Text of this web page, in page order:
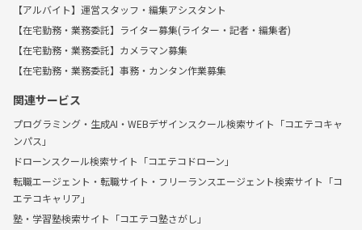
【アルバイト】運営スタッフ・編集アシスタント
【在宅勤務・業務委託】ライター募集(ライター・記者・編集者)
【在宅勤務・業務委託】カメラマン募集
【在宅勤務・業務委託】事務・カンタン作業募集
関連サービス
プログラミング・生成AI・WEBデザインスクール検索サイト「コエテコキャ
ンパス」
ドローンスクール検索サイト「コエテコドローン」
転職エージェント・転職サイト・フリーランスエージェント検索サイト「コ
エテコキャリア」
塾・学習塾検索サイト「コエテコ塾さがし」